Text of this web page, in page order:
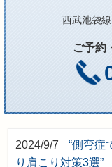
西武池袋
ご予約
2024/9/7
“側弯症
り肩こり対策3選”